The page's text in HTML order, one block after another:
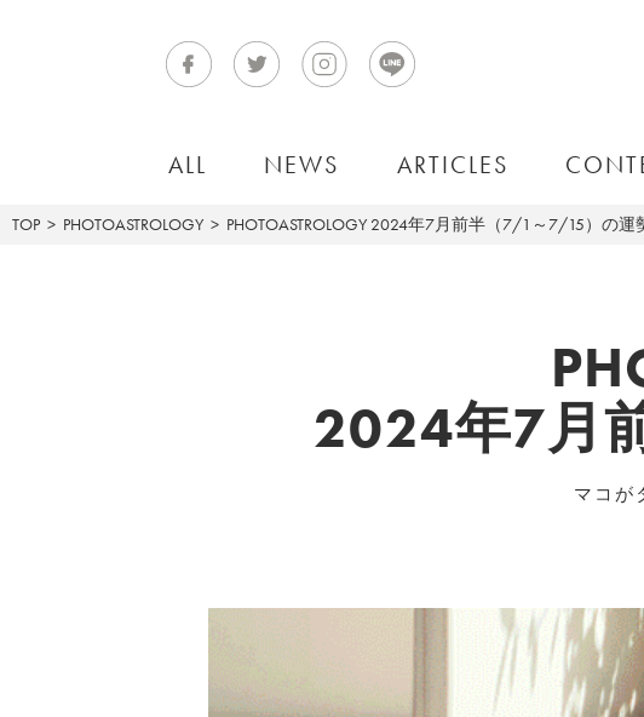
ALL NEWS ARTICLES
TOP PHOTOASTROLOGY PHOTOASTROLOGY 2024年7月前半（7/1～7/15）の運
2024年7月
マコが